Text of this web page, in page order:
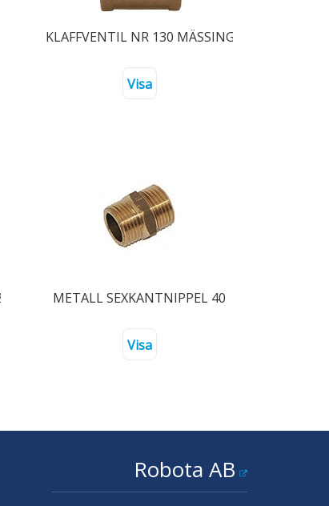
KLAFFVENTIL NR 130 MÄSSING 40
Visa
LITER MED RÖR R40 UTV
METALL SEXKANTNIPPEL 40
Visa
Robota AB